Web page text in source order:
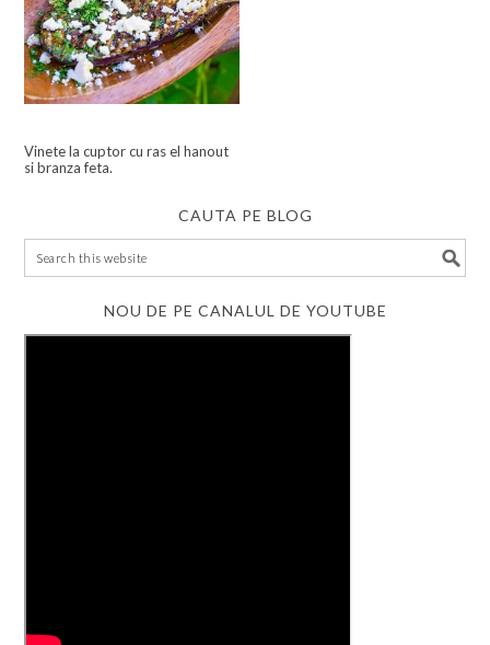
Vinete la cuptor cu ras el hanout
si branza feta.
CAUTA PE BLOG
NOU DE PE CANALUL DE YOUTUBE